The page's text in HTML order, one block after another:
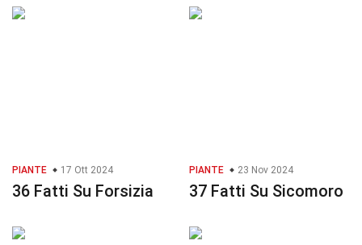
PIANTE 17 Ott 2024
36 Fatti Su Forsizia
PIANTE 23 Nov 2024
37 Fatti Su Sicomoro